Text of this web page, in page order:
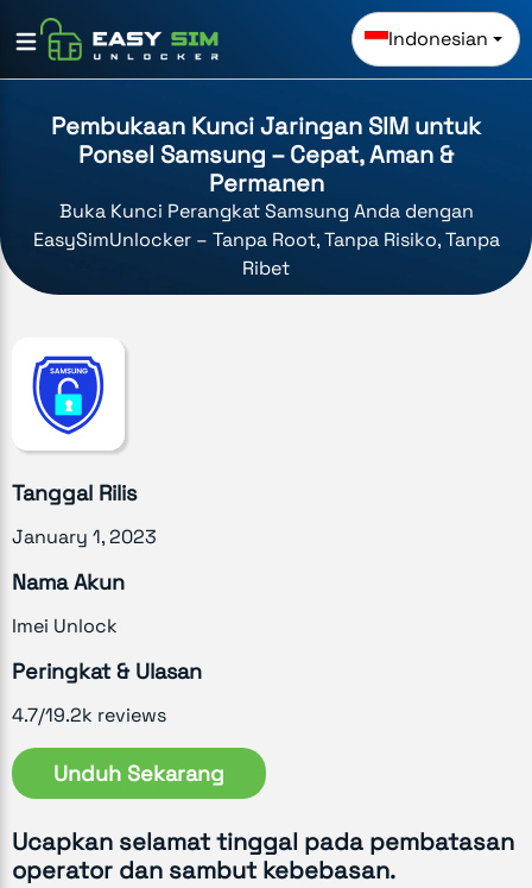
Indonesian
Pembukaan Kunci Jaringan SIM untuk
Ponsel Samsung – Cepat, Aman &
Permanen
Buka Kunci Perangkat Samsung Anda dengan
EasySimUnlocker – Tanpa Root, Tanpa Risiko, Tanpa
Ribet
Tanggal Rilis
January 1, 2023
Nama Akun
Imei Unlock
Peringkat & Ulasan
4.7/19.2k reviews
Unduh Sekarang
Ucapkan selamat tinggal pada pembatasan
operator dan sambut kebebasan.